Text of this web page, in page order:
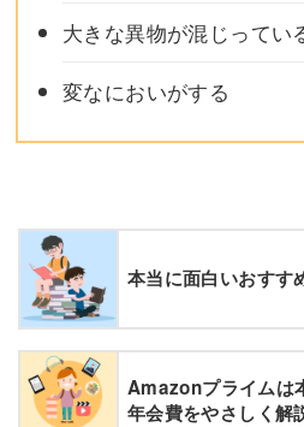
大きな異物が混じってい
変なにおいがする
本当に面白いおすす
Amazonプライムは
年会費をやさしく解